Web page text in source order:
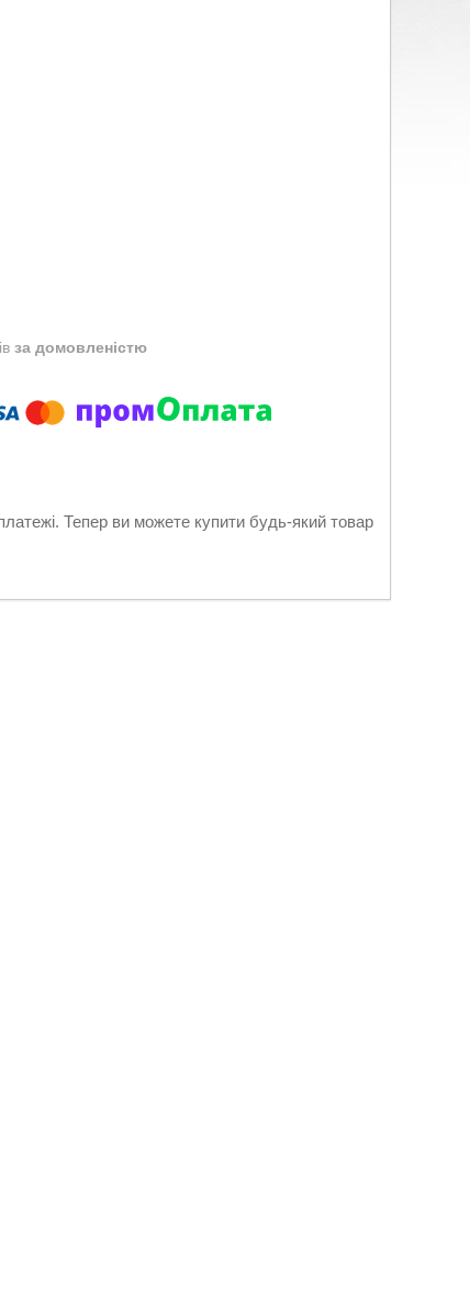
за домовленістю
Тепер ви можете купити будь-який товар